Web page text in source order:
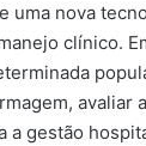
uma nova
clínico.
avaliar
a gestão